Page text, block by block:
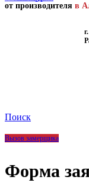
от производителя в
Поиск
Вызов замерщика
Форма